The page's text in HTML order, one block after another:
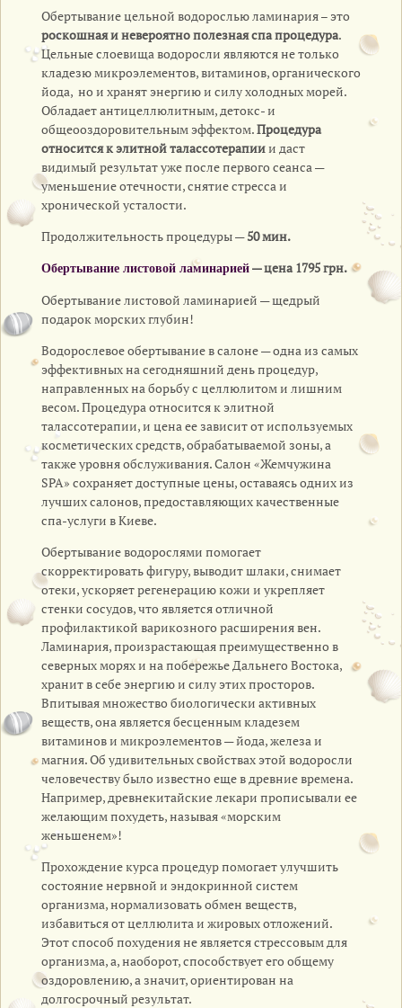
Обертывание цельной водорослью ламинария – это
роскошная и невероятно полезная спа процедура.
Цельные слоевища водоросли являются не только
кладезю микроэлементов, витаминов, органического
йода, но и хранят энергию и силу холодных морей.
Обладает антицеллюлитным, детокс- и
общеооздоровительным эффектом.Процедура
относится к элитной талассотерапиии даст
видимый результат уже после первого сеанса —
уменьшение отечности, снятие стресса и
хронической усталости.
Продолжительность процедуры —50 мин.
Обертывание листовой ламинарией— цена 1795 грн.
Обертывание листовой ламинарией — щедрый
подарок морских глубин!
Водорослевое обертывание в салоне — одна из самых
эффективных на сегодняшний день процедур,
направленных на борьбу с целлюлитом и лишним
весом. Процедура относится к элитной
талассотерапии, и цена ее зависит от используемых
косметических средств, обрабатываемой зоны, а
также уровня обслуживания. Салон «Жемчужина
SPA» сохраняет доступные цены, оставаясь одних из
лучших салонов, предоставляющих качественные
спа-услуги в Киеве.
Обертывание водорослями помогает
скорректировать фигуру, выводит шлаки, снимает
отеки, ускоряет регенерацию кожи и укрепляет
стенки сосудов, что является отличной
профилактикой варикозного расширения вен.
Ламинария, произрастающая преимущественно в
северных морях и на побережье Дальнего Востока,
хранит в себе энергию и силу этих просторов.
Впитывая множество биологически активных
веществ, она является бесценным кладезем
витаминов и микроэлементов — йода, железа и
магния. Об удивительных свойствах этой водоросли
человечеству было известно еще в древние времена.
Например, древнекитайские лекари прописывали ее
желающим похудеть, называя «морским
женьшенем»!
Прохождение курса процедур помогает улучшить
состояние нервной и эндокринной систем
организма, нормализовать обмен веществ,
избавиться от целлюлита и жировых отложений.
Этот способ похудения не является стрессовым для
организма, а, наоборот, способствует его общему
оздоровлению, а значит, ориентирован на
долгосрочный результат.